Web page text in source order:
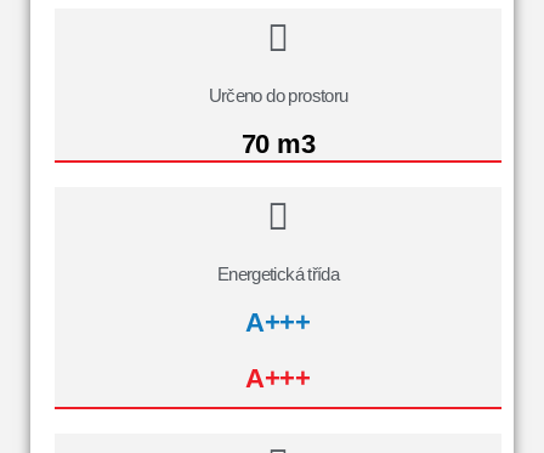
Určeno do prostoru
70 m3
Energetická třída
A+++
A+++